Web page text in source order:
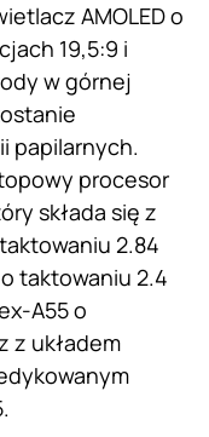
AMOLED o
19,5:9 i
w górnej
papilarnych.
procesor
składa się z
2.84
taktowaniu 2.4
A55 o
z układem